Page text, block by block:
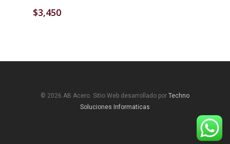
$3,450
© 2026 AB Acero. Sitio Web desarrollado por Techno
Soluciones Informaticas